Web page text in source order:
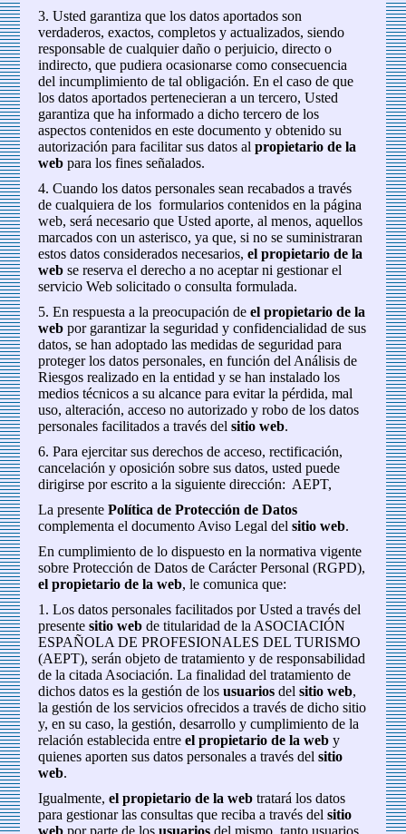
3. Usted garantiza que los datos aportados son
verdaderos, exactos, completos y actualizados, siendo
responsable de cualquier daño o perjuicio, directo o
indirecto, que pudiera ocasionarse como consecuencia
del incumplimiento de tal obligación. En el caso de que
los datos aportados pertenecieran a un tercero, Usted
garantiza que ha informado a dicho tercero de los
aspectos contenidos en este documento y obtenido su
autorización para facilitar sus datos alpropietario de la
webpara los fines señalados.
4. Cuando los datos personales sean recabados a través
de cualquiera de los formularios contenidos en la página
web, será necesario que Usted aporte, al menos, aquellos
marcados con un asterisco, ya que, si no se suministraran
estos datos considerados necesarios,el propietario de la
web se reserva el derecho a no aceptar ni gestionar el
servicio Web solicitado o consulta formulada.
5. En respuesta a la preocupación deel propietario de la
web por garantizar la seguridad y confidencialidad de sus
datos, se han adoptado las medidas de seguridad para
proteger los datos personales, en función del Análisis de
Riesgos realizado en la entidad y se han instalado los
medios técnicos a su alcance para evitar la pérdida, mal
uso, alteración, acceso no autorizado y robo de los datos
personales facilitados a través delsitio web.
6. Para ejercitar sus derechos de acceso, rectificación,
cancelación y oposición sobre sus datos, usted puede
dirigirse por escrito a la siguiente dirección: AEPT,
La presentePolítica de Protección de Datos
complementa el documento Aviso Legal delsitio web.
En cumplimiento de lo dispuesto en la normativa vigente
sobre Protección de Datos de Carácter Personal (RGPD),
el propietario de la web, le comunica que:
1. Los datos personales facilitados por Usted a través del
presentesitio web de titularidad de la ASOCIACIÓN
ESPAÑOLA DE PROFESIONALES DEL TURISMO
(AEPT), serán objeto de tratamiento y de responsabilidad
de la citada Asociación. La finalidad del tratamiento de
dichos datos es la gestión de losusuarios delsitio web,
la gestión de los servicios ofrecidos a través de dicho sitio
y, en su caso, la gestión, desarrollo y cumplimiento de la
relación establecida entreel propietario de la web y
quienes aporten sus datos personales a través delsitio
web.
Igualmente,el propietario de la web tratará los datos
para gestionar las consultas que reciba a través delsitio